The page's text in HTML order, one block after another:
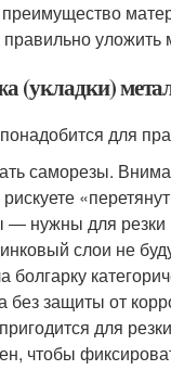
уложить
(укладки)
для
саморезы.
― нужны для
слои не
болгарку
защиты от
для
чтобы